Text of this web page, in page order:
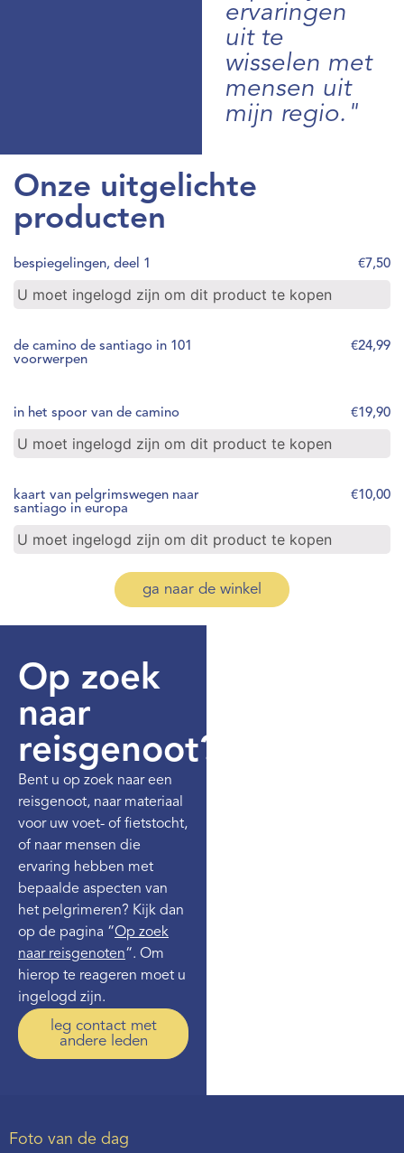
ervaringen
uit te
wisselen met
mensen uit
mijn regio."
Onze uitgelichte
producten
bespiegelingen, deel 1 €7,50
U moet ingelogd zijn om dit product te kopen
de camino de santiago in 101
voorwerpen
€24,99
in het spoor van de camino €19,90
U moet ingelogd zijn om dit product te kopen
kaart van pelgrimswegen naar
santiago in europa
€10,00
U moet ingelogd zijn om dit product te kopen
ga naar de winkel
Op zoek
naar
reisgenoot?
Bent u op zoek naar een
reisgenoot, naar materiaal
voor uw voet- of fietstocht,
of naar mensen die
ervaring hebben met
bepaalde aspecten van
het pelgrimeren? Kijk dan
op de pagina “Op zoek
naar reisgenoten“. Om
hierop te reageren moet u
ingelogd zijn.
leg contact met
andere leden
Foto van de dag